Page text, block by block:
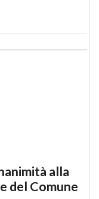
alla
del Comune